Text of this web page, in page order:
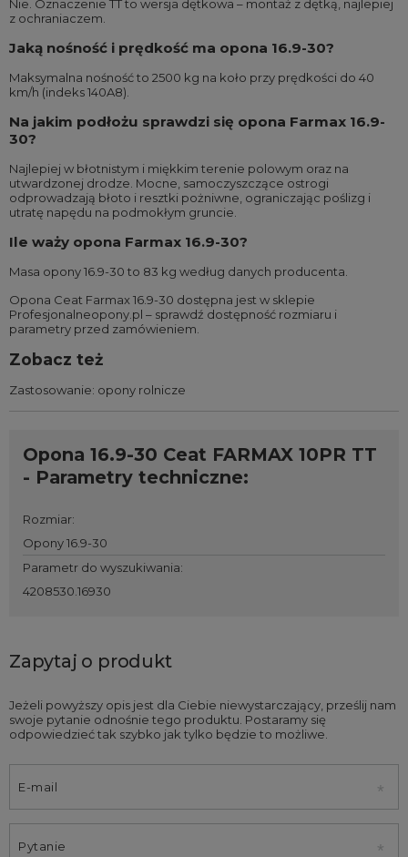
Nie. Oznaczenie TT to wersja dętkowa – montaż z dętką, najlepiej
z ochraniaczem.
Jaką nośność i prędkość ma opona 16.9-30?
Maksymalna nośność to 2500 kg na koło przy prędkości do 40
km/h (indeks 140A8).
Na jakim podłożu sprawdzi się opona Farmax 16.9-
30?
Najlepiej w błotnistym i miękkim terenie polowym oraz na
utwardzonej drodze. Mocne, samoczyszczące ostrogi
odprowadzają błoto i resztki pożniwne, ograniczając poślizg i
utratę napędu na podmokłym gruncie.
Ile waży opona Farmax 16.9-30?
Masa opony 16.9-30 to 83 kg według danych producenta.
Opona Ceat Farmax 16.9-30 dostępna jest w sklepie
Profesjonalneopony.pl – sprawdź dostępność rozmiaru i
parametry przed zamówieniem.
Zobacz też
Zastosowanie: opony rolnicze
Opona 16.9-30 Ceat FARMAX 10PR TT
- Parametry techniczne:
Rozmiar:
Opony 16.9-30
Parametr do wyszukiwania:
4208530.16930
Zapytaj o produkt
Jeżeli powyższy opis jest dla Ciebie niewystarczający, prześlij nam
swoje pytanie odnośnie tego produktu. Postaramy się
odpowiedzieć tak szybko jak tylko będzie to możliwe.
E-mail
Pytanie